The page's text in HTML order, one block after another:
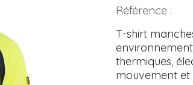
Référence :
T-shirt
thermiques,
mouvement et